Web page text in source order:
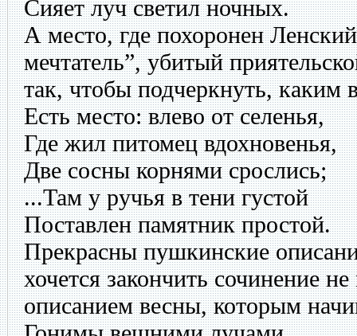
Сияет луч светил ночных.
А место, где похоронен
мечтатель”, убитый
так, чтобы подчеркнуть,
Есть место: влево от селенья,
Где жил питомец вдохновенья,
Две сосны корнями срослись;
...Там у ручья в тени густой
Поставлен памятник простой.
Прекрасны пушкинские
хочется закончить сочинение
описанием весны, которым